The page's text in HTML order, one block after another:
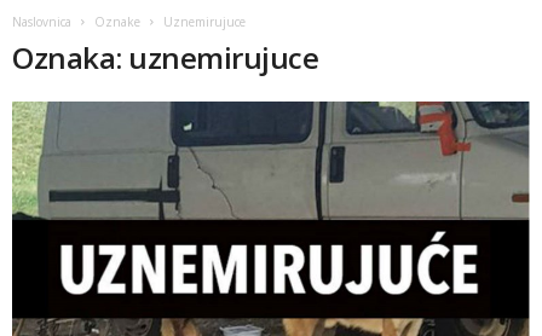
Naslovnica Oznake Uznemirujuce
Oznaka: uznemirujuce